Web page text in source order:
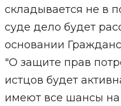
складывается не в
суде дело будет
основании
"О защите прав
истцов будет
имеют все шансы на